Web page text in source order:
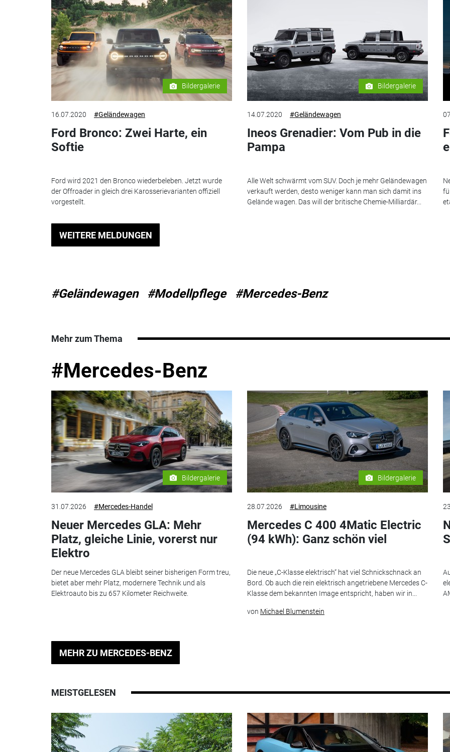
Bildergalerie
16.07.2020 #Geländewagen
Ford Bronco: Zwei Harte, ein
Softie
Ford wird 2021 den Bronco wiederbeleben. Jetzt wurde
der Offroader in gleich drei Karosserievarianten offiziell
vorgestellt.
Bildergalerie
14.07.2020 #Geländewagen
Ineos Grenadier: Vom Pub in die
Pampa
Alle Welt schwärmt vom SUV. Doch je mehr Geländewagen
verkauft werden, desto weniger kann man sich damit ins
Gelände wagen. Das will der britische Chemie-Milliardär...
WEITERE MELDUNGEN
#Geländewagen #Modellpflege #Mercedes-Benz
Mehr zum Thema
#Mercedes-Benz
Bildergalerie
31.07.2026 #Mercedes-Handel
Neuer Mercedes GLA: Mehr
Platz, gleiche Linie, vorerst nur
Elektro
Der neue Mercedes GLA bleibt seiner bisherigen Form treu,
bietet aber mehr Platz, modernere Technik und als
Elektroauto bis zu 657 Kilometer Reichweite.
Bildergalerie
28.07.2026 #Limousine
Mercedes C 400 4Matic Electric
(94 kWh): Ganz schön viel
Die neue „C-Klasse elektrisch“ hat viel Schnickschnack an
Bord. Ob auch die rein elektrisch angetriebene Mercedes C-
Klasse dem bekannten Image entspricht, haben wir in...
von Michael Blumenstein
MEHR ZU MERCEDES-BENZ
MEISTGELESEN